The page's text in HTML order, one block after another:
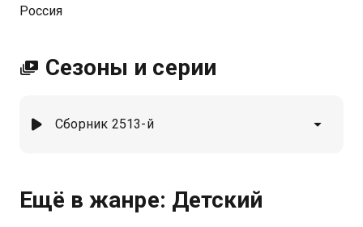
Россия
Сезоны и серии
Сборник 2513-й
Ещё в жанре: Детский